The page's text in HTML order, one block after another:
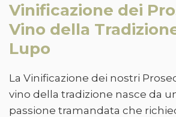
Vinificazione dei
Vino della
Lupo
La Vinificazione dei nostri
vino della tradizione nasce da
passione tramandata che